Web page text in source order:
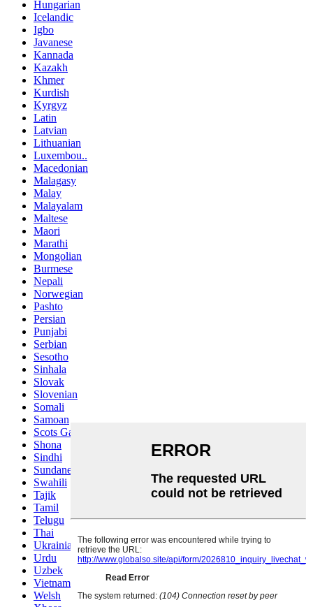
Hungarian
Icelandic
Igbo
Javanese
Kannada
Kazakh
Khmer
Kurdish
Kyrgyz
Latin
Latvian
Lithuanian
Luxembou..
Macedonian
Malagasy
Malay
Malayalam
Maltese
Maori
Marathi
Mongolian
Burmese
Nepali
Norwegian
Pashto
Persian
Punjabi
Serbian
Sesotho
Sinhala
Slovak
Slovenian
Somali
Samoan
Scots Gaelic
Shona
Sindhi
Sundanese
Swahili
Tajik
Tamil
Telugu
Thai
Ukrainian
Urdu
Uzbek
Vietnamese
Welsh